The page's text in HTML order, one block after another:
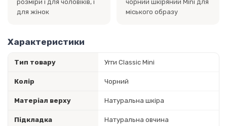
розміри і для чоловіків, і
для жінок
чорний шкіряний Mini для
міського образу
Характеристики
Тип товару Угги Classic Mini
Колір Чорний
Матеріал верху Натуральна шкіра
Підкладка Натуральна овчина